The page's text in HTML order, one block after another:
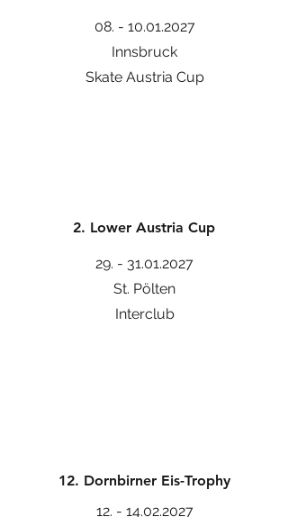
08. - 10.01.2027
Innsbruck
Skate Austria Cup
2. Lower Austria Cup
29. - 31.01.2027
St. Pölten
Interclub
12. Dornbirner Eis-Trophy
12. - 14.02.2027